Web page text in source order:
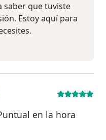
saber que tuviste
Estoy aquí para
en la hora